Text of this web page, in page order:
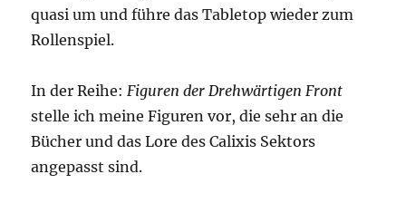
quasi um und führe das Tabletop wieder zum
Rollenspiel.
In der Reihe:Figuren der Drehwärtigen Front
stelle ich meine Figuren vor, die sehr an die
Bücher und das Lore des Calixis Sektors
angepasst sind.